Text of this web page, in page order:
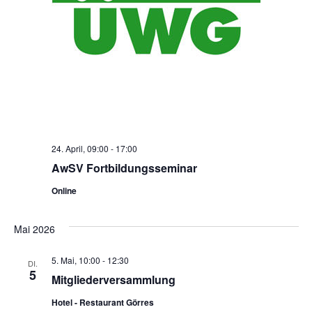
AwSV Fortbildungsseminar
24. April, 09:00 - 17:00
Online
Mai 2026
DI.
5 Mitgliederversammlung
5. Mai, 10:00 - 12:30
Hotel - Restaurant Görres